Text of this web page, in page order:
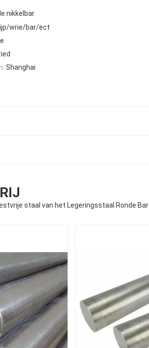
nikkelbar
wrie/bar/ect
Shanghai
staal van het Legeringsstaal Ronde Bar